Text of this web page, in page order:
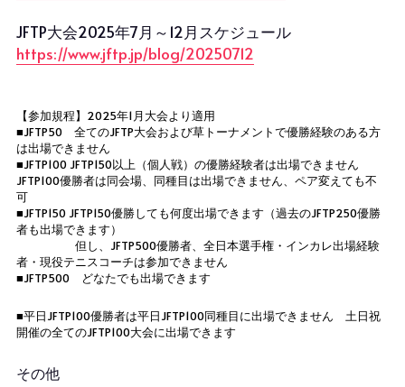
JFTP大会2025年7月～12月スケジュール
https://www.jftp.jp/blog/20250712
【参加規程】2025年1月大会より適用
■JFTP50　全てのJFTP大会および草トーナメントで優勝経験のある方
は出場できません
■JFTP100 JFTP150以上（個人戦）の優勝経験者は出場できません
JFTP100優勝者は同会場、同種目は出場できません、ペア変えても不
可
■JFTP150 JFTP150優勝しても何度出場できます（過去のJFTP250優勝
者も出場できます）
但し、JFTP500優勝者、全⽇本選⼿権・インカレ出場経験
者・現役テニスコーチは参加できません
■JFTP500　どなたでも出場できます
■平日JFTP100優勝者は平日JFTP100同種目に出場できません　土日祝
開催の全てのJFTP100大会に出場できます
その他